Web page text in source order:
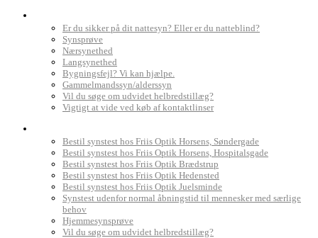
Er du sikker på dit nattesyn? Eller er du natteblind?
Synsprøve
Nærsynethed
Langsynethed
Bygningsfejl? Vi kan hjælpe.
Gammelmandssyn/alderssyn
Vil du søge om udvidet helbredstillæg?
Vigtigt at vide ved køb af kontaktlinser
Bestil synstest hos Friis Optik Horsens, Søndergade
Bestil synstest hos Friis Optik Horsens, Hospitalsgade
Bestil synstest hos Friis Optik Brædstrup
Bestil synstest hos Friis Optik Hedensted
Bestil synstest hos Friis Optik Juelsminde
Synstest udenfor normal åbningstid til mennesker med særlige
behov
Hjemmesynsprøve
Vil du søge om udvidet helbredstillæg?